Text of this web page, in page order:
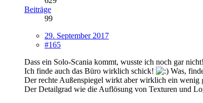
Beiträge
99
29. September 2017
#165
Dass ein Solo-Scania kommt, wusste ich noch gar
Ich finde auch das Büro wirklich schick!
Was,
Der rechte Außenspiegel wirkt aber wirklich ein wenig
Der Detailgrad wie die Auflösung von Texturen und